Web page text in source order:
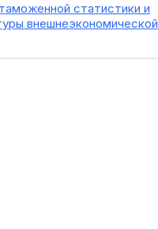
статистики и
внешнеэкономической